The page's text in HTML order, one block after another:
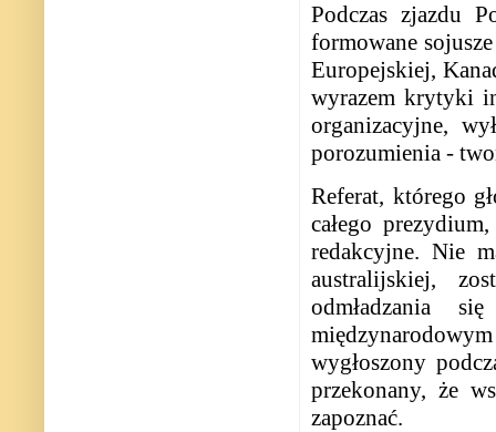
Podczas zjazdu
formowane
Europejskiej,
wyrazem krytyki
organizacyjne,
porozumienia -
Referat, którego
całego
redakcyjne. Nie
australijskiej,
odmładzania
wygłoszony
przekonany, że
zapoznać.